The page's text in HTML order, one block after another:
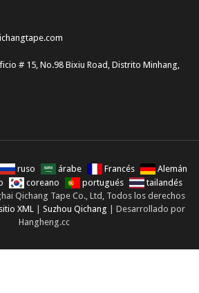
# 15, No.98 Bixiu Road, Distrito Minhang,
ruso árabe Francés
Alemán
coreano portugués
tailandés
Qichang Tape Co., Ltd, Todos los derechos
XML Suzhou Qichang | Desarrollado por
Hangheng.cc